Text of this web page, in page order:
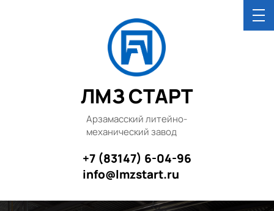
ЛМЗ СТАРТ
Арзамасский литейно-
механический завод
+7 (83147) 6-04-96
info@lmzstart.ru